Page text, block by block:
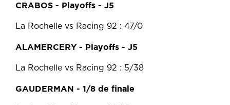
CRABOS - Playoffs - J5
La Rochelle vs Racing 92 : 47/0
ALAMERCERY - Playoffs - J5
La Rochelle vs Racing 92 : 5/38
GAUDERMAN - 1/8 de finale